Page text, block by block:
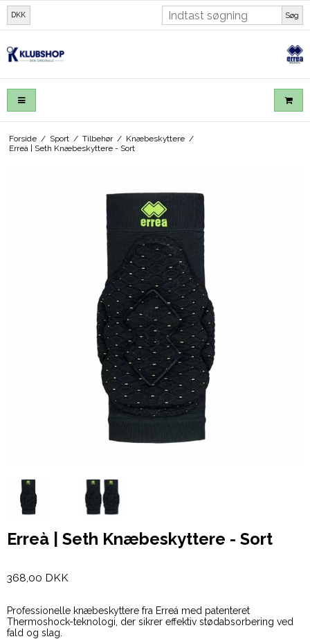
DKK Søg
Forside / Sport / Tilbehør / Knæbeskyttere /
Erreà | Seth Knæbeskyttere - Sort
Erreà | Seth Knæbeskyttere - Sort
368,00 DKK
Professionelle knæbeskyttere fra Erreá med patenteret
Thermoshock-teknologi, der sikrer effektiv stødabsorbering ved
fald og slag.